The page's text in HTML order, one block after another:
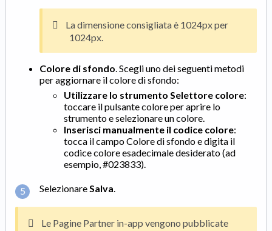
La dimensione consigliata è 1024px per
1024px.
Colore di sfondo. Scegli uno dei seguenti metodi
per aggiornare il colore di sfondo:
Utilizzare lo strumento Selettore colore:
toccare il pulsante colore per aprire lo
strumento e selezionare un colore.
Inserisci manualmente il codice colore:
tocca il campo Colore di sfondo e digita il
codice colore esadecimale desiderato (ad
esempio, #023833).
SelezionareSalva.
Le Pagine Partner in-app vengono pubblicate